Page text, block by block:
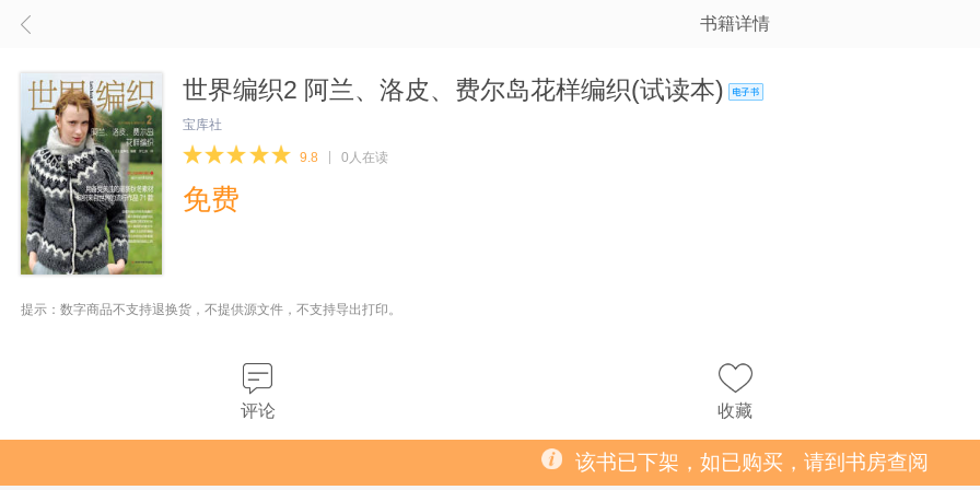
书籍详情
世界编织2 阿兰、洛皮、费尔岛花样编织(试读本)
宝库社
9.8 0人在读
免费
提示：数字商品不支持退换货，不提供源文件，不支持导出打印。
评论 收藏
该书已下架，如已购买，请到书房查阅